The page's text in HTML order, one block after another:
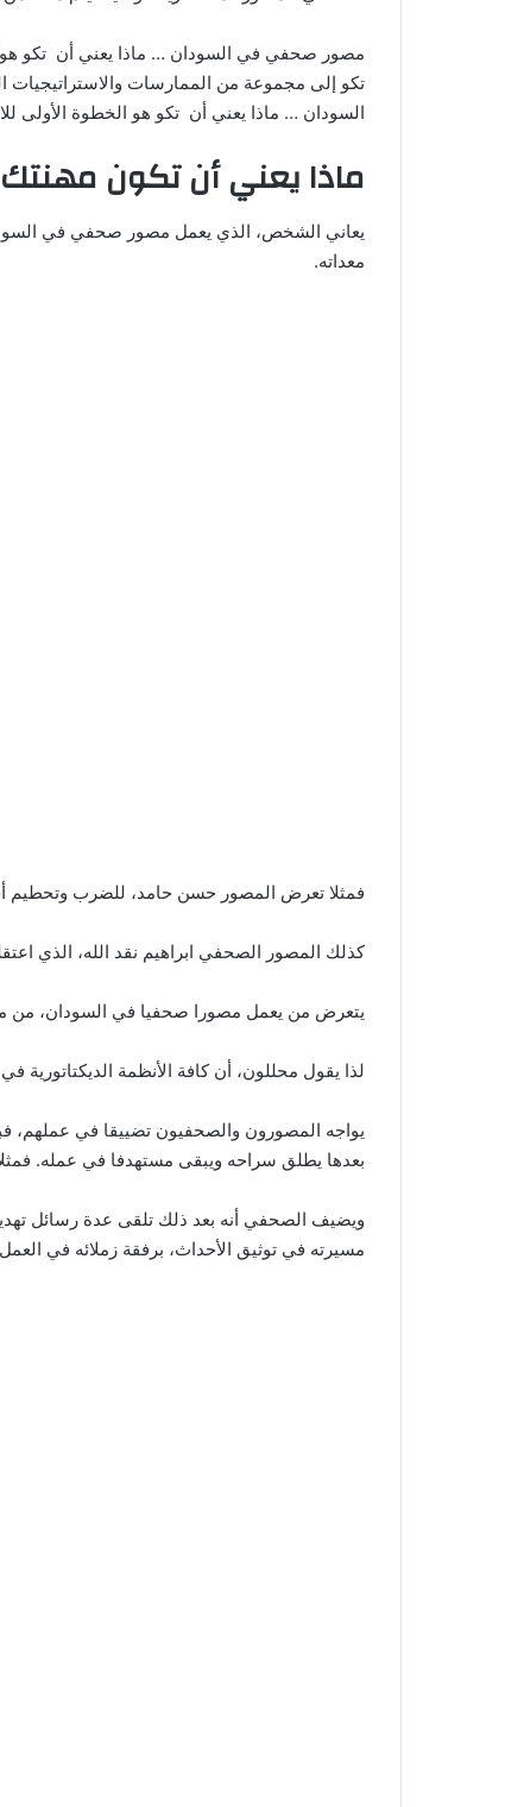
مصور صحفي في السودان … ماذا يعني أن تكو هو
تكو إلى مجموعة من الممارسات
السودان … ماذا يعني أن تكو هو الخطوة الأولى
ماذا يعني أن تكون
يعاني الشخص، الذي يعمل مصور صحفي في
معداته.
فمثلا تعرض المصور حسن حامد، للضرب وتحطيم
كذلك المصور الصحفي ابراهيم نقد الله، الذي اعتقلته الاستخبارات
يتعرض من يعمل مصورا صحفيا في السودان، من
لذا يقول محللون، أن كافة الأنظمة
يواجه المصورون والصحفيون تضييقا في عملهم،
بعدها يطلق سراحه ويبقى مستهدفا في عمله. فمثلا
ويضيف الصحفي أنه بعد ذلك تلقى عدة رسائل
مسيرته في توثيق الأحداث، برفقة زملائه في